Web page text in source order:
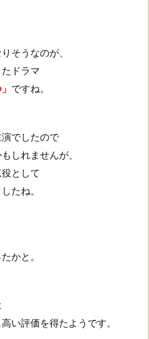
そうなのが、
ドラマ
ですね。
でしたので
しれませんが、
として
たね。
かと。
い評価を得たようです。